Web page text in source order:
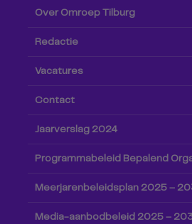
Over Omroep Tilburg
Redactie
Vacatures
Contact
Jaarverslag 2024
Programmabeleid Bepalend
Meerjarenbeleidsplan 2025 –
Media-aanbodbeleid 2025 –